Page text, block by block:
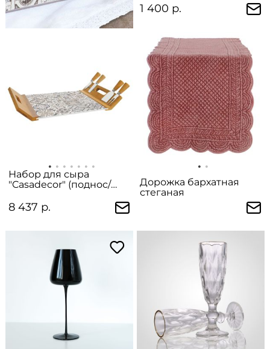
1 400 р.
Набор для сыра
"Casadecor" (поднос/
ножами) в подарочной
упаковке
8 437 р.
Дорожка бархатная
стеганая